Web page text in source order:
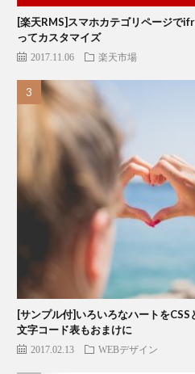
[楽天RMS]スマホカテゴリページで
ってカスタマイズ
2017.11.06 楽天市場
[サンプル付]いろいろなハートを
文字コード表もおまけに
2017.02.13 WEBデザイン